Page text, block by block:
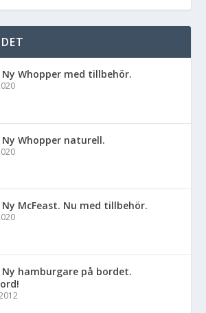
Ny Whopper med tillbehör.
Ny Whopper naturell.
Ny McFeast. Nu med tillbehör.
Ny hamburgare på bordet.